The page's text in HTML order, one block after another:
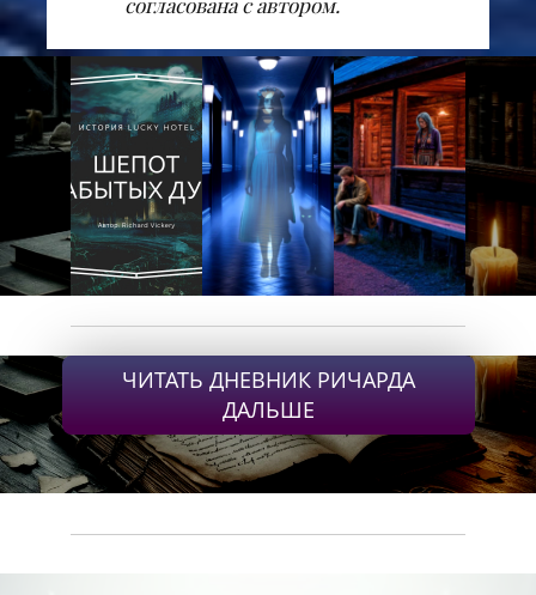
ЧИТАТЬ ДНЕВНИК РИЧАРДА
ДАЛЬШЕ